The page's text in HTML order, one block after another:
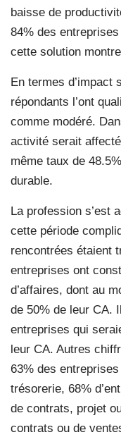
baisse de
84% des
cette solution
En termes d’impact
répondants l’ont
comme modéré.
activité serait
même taux de
durable.
La profession s’est
cette période
rencontrées étaient
entreprises ont
d’affaires, dont au
de 50% de leur CA.
entreprises qui
leur CA. Autres
63% des
trésorerie, 68%
de contrats, projet
contrats ou de